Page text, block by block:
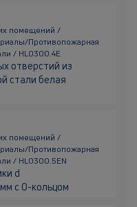
помещений /
Противопожарная
/ HL0300.4E
отверстий из
стали белая
помещений /
Противопожарная
/ HL0300.5EN
d
с О-кольцом